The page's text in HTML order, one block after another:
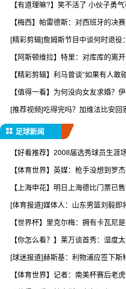
【有道理嘛?】笑不活了 小伙子勇
【梅西】帕雷德斯：对西班牙的决
[精彩剪辑]詹姆斯节目中谈何时退役
【阿斯顿维拉】特里：对库库的离
【精彩剪辑】利马曾谈“如果有人
【值得一看】为何没向女友求婚？
[推荐视频]吃得完吗？加维法比安回
足球新闻
【好看推荐】2008届选秀球员生涯
【体育世界】英媒：枪手没想到罗
【上海申花】明日上海德比门票已
[体育报道]媒体人：山东男篮刘毅即
【世界杯】里克尔梅：拥有卡瓦尼
【你怎么看？】莱万谈首秀：湿度
[球迷报道]赫斯基：利物浦应签下
【体育世界】记者：南美杯赛后老